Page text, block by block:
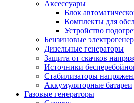
Аксессуары
Блок
Комплекты для
Устройство
Бензиновые
Дизельные генераторы
Защита от скачков
Источники
Стабилизаторы
Аккумуляторные батареи
Газовые генераторы